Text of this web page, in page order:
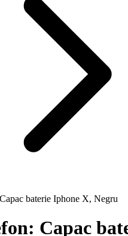
baterie Iphone X, Negru
Capac